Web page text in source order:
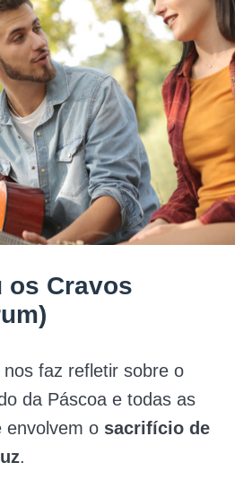
os Cravos
faz refletir sobre o
da Páscoa e todas as
envolvem o sacrifício de
.